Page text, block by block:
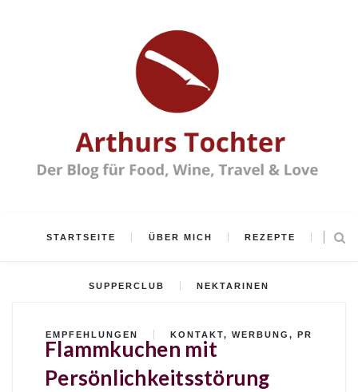
STARTSEITE ÜBER MICH REZEPTE
SUPPERCLUB NEKTARINEN
EMPFEHLUNGEN KONTAKT, WERBUNG, PR
Flammkuchen mit
Persönlichkeitsstörung